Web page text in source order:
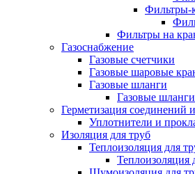
Фильтры-
Фильтры на
Газоснабжение
Газовые счетчики
Газовые шаровые
Газовые шланги
Газовые
Герметизация соединений
Уплотнители и
Изоляция для труб
Теплоизоляция для
Теплоизоляция